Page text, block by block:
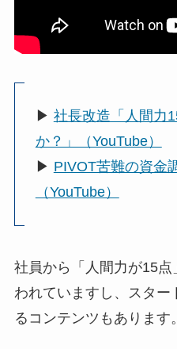
▶︎ 社長改造「人間力
か？」（YouTube）
▶︎ PIVOT苦難の資金
（YouTube）
社員から「人間力が15
われていますし、スター
るコンテンツもあります。